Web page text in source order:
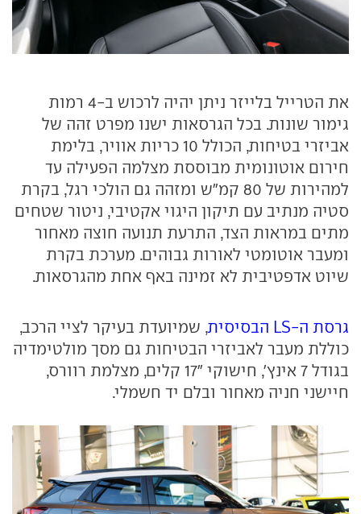
את הטרייל בלייזר ניתן יהיה לרכוש ב-4 רמות
גימור שונות. בכל הגרסאות ישנו מפרט זהה של
אביזרי בטיחות, הכולל 10 כריות אוויר, בלימת
חירום אוטונומית מבוססת מצלמה הפעילה עד
למהירות של 80 קמ"ש ומזהה גם הולכי רגל, בקרת
סטיה מנתיב עם תיקון היגוי אקטיבי, ניטור שטחים
מתים במראות הצד, התרעת תנועה חוצה מאחור
ומעבר אוטומטי לאורות גבוהים. מערכת בקרת
שיוט אדפטיבית לא זמינה באף אחת מהגרסאות.
גרסת ה-LS הבסיסית
, שמיועדת בעיקר לציי הרכב,
כוללת מעבר לאביזרי הבטיחות גם מסך מולטימדיה
בגודל 7 אינץ', חישוקי "17 קלים, מצלמת רוורס,
חיישני חניה מאחור ובלם יד חשמלי.